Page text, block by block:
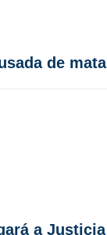
de
a